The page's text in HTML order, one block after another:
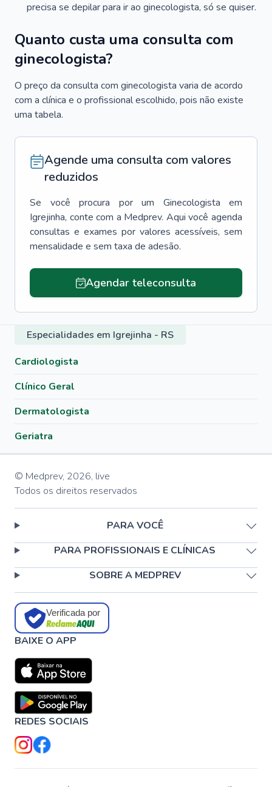
precisa se depilar para ir ao ginecologista, só se quiser.
Quanto custa uma consulta com
ginecologista?
O preço da consulta com ginecologista varia de acordo
com a clínica e o profissional escolhido, pois não existe
uma tabela.
Agende uma consulta com valores
reduzidos
Se você procura por um Ginecologista
em
Igrejinha, conte com a Medprev. Aqui você agenda
consultas e exames por valores acessíveis, sem
mensalidade e sem taxa de adesão.
Agendar teleconsulta
Especialidades em Igrejinha - RS
Cardiologista
Clínico Geral
Dermatologista
Geriatra
© Medprev, 2026, live
Todos os direitos reservados
PARA VOCÊ
PARA PROFISSIONAIS E CLÍNICAS
SOBRE A MEDPREV
Verificada por
BAIXE O APP
REDES SOCIAIS